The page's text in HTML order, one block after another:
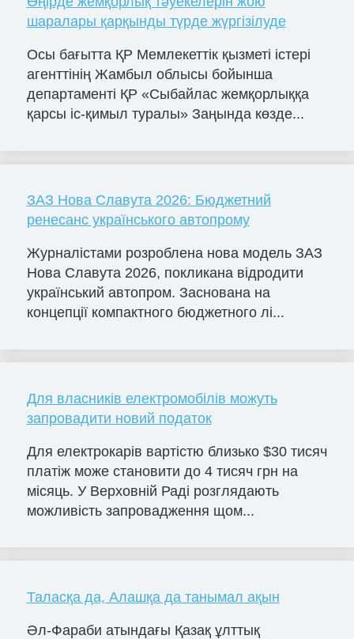
шаралары қарқынды түрде жүргізілуде
Осы бағытта ҚР Мемлекеттік қызметі істері
агенттінің Жамбыл облысы бойынша
департаменті ҚР «Сыбайлас жемқорлыққа
қарсы іс-қимыл туралы» Заңында көзде...
ЗАЗ Нова Славута 2026: Бюджетний
ренесанс українського автопрому
Журналістами розроблена нова модель ЗАЗ
Нова Славута 2026, покликана відродити
український автопром. Заснована на
концепції компактного бюджетного лі...
Для власників електромобілів можуть
запровадити новий податок
Для електрокарів вартістю близько $30 тисяч
платіж може становити до 4 тисяч грн на
місяць. У Верховній Раді розглядають
можливість запровадження щом...
Таласқа да, Алашқа да танымал ақын
Әл-Фараби атындағы Қазақ ұлттық